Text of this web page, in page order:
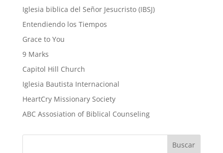
Iglesia biblica del Señor Jesucristo (IBSJ)
Entendiendo los Tiempos
Grace to You
9 Marks
Capitol Hill Church
Iglesia Bautista Internacional
HeartCry Missionary Society
ABC Assosiation of Biblical Counseling